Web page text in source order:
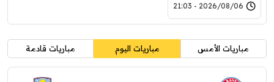
2026/08/06 - 21:03
مباريات الأمس مباريات اليوم مباريات قادمة